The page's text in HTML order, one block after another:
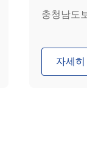
충청남도
자세